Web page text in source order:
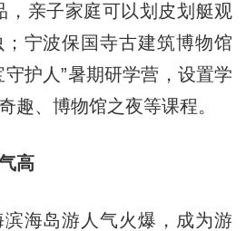
，亲子家庭可以划皮划艇观
宁波保国寺古建筑博物馆
守护人”暑期研学营，设置学
趣、博物馆之夜等课程。
高
岛游人气火爆，成为游